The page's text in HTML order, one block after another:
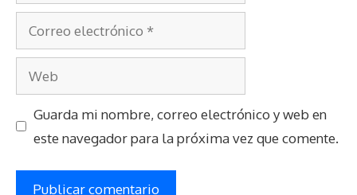
Correo
electrónico
Web
Guarda mi nombre, correo electrónico y web en
este navegador para la próxima vez que comente.